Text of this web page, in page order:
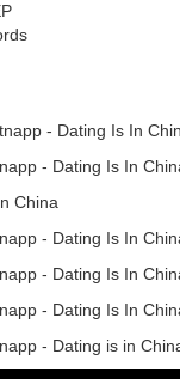
- Dating Is In
- Dating Is In
China
- Dating Is In
- Dating Is In
- Dating Is In
- Dating is in